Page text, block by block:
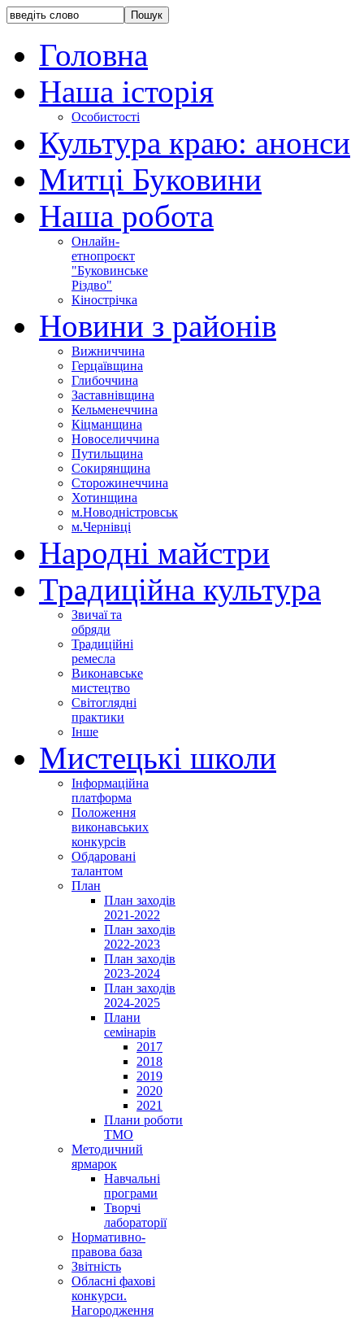
Головна
Наша історія
Особистості
Культура краю: анонси
Митці Буковини
Наша робота
Онлайн-
етнопроєкт
"Буковинське
Різдво"
Кінострічка
Новини з районів
Вижниччина
Герцаївщина
Глибоччина
Заставнівщина
Кельменеччина
Кіцманщина
Новоселиччина
Путильщина
Сокирянщина
Сторожинеччина
Хотинщина
м.Новодністровськ
м.Чернівці
Народні майстри
Традиційна культура
Звичаї та
обряди
Традиційні
ремесла
Виконавське
мистецтво
Світоглядні
практики
Інше
Мистецькі школи
Інформаційна
платформа
Положення
виконавських
конкурсів
Обдаровані
талантом
План
План заходів
2021-2022
План заходів
2022-2023
План заходів
2023-2024
План заходів
2024-2025
Плани
семінарів
2017
2018
2019
2020
2021
Плани роботи
ТМО
Методичний
ярмарок
Навчальні
програми
Творчі
лабораторії
Нормативно-
правова база
Звітність
Обласні фахові
конкурси.
Нагородження